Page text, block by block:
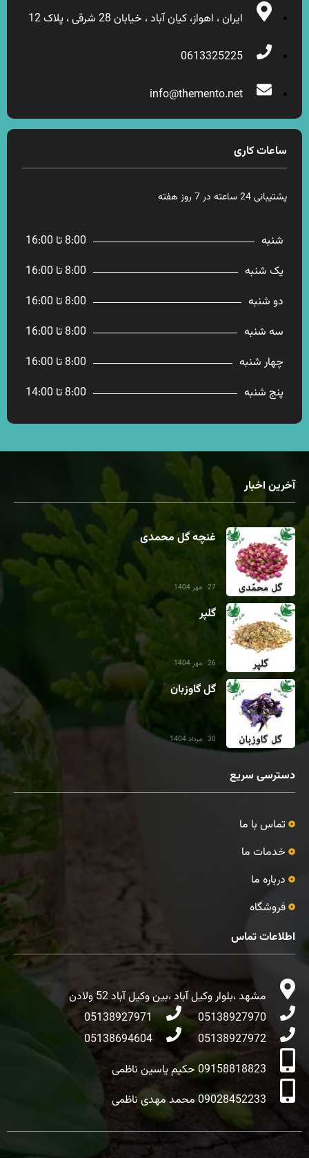
ایران ، اهواز، کیان آباد ، خیابان 28 شرقی ، پلاک 12
0613325225
info@themento.net
ساعات کاری
پشتیبانی 24 ساعته در 7 روز هفته
شنبه
8:00 تا 16:00
یک شنبه
8:00 تا 16:00
دو شنبه
8:00 تا 16:00
سه شنبه
8:00 تا 16:00
چهار شنبه
8:00 تا 16:00
پنج شنبه
8:00 تا 14:00
آخرین اخبار
غنچه گل محمدی
27 مهر 1404
گلپر
26 مهر 1404
گل گاوزبان
30 مرداد 1404
دسترسی سریع
تماس با ما
خدمات ما
درباره ما
فروشگاه
اطلاعات تماس
مشهد ،بلوار وکیل آباد ،بین وکیل آباد 52 ولادن
05138927970
05138927971
05138927972
05138694604
09158818823 حکیم یاسین ناظمی
09028452233 محمد مهدی ناظمی